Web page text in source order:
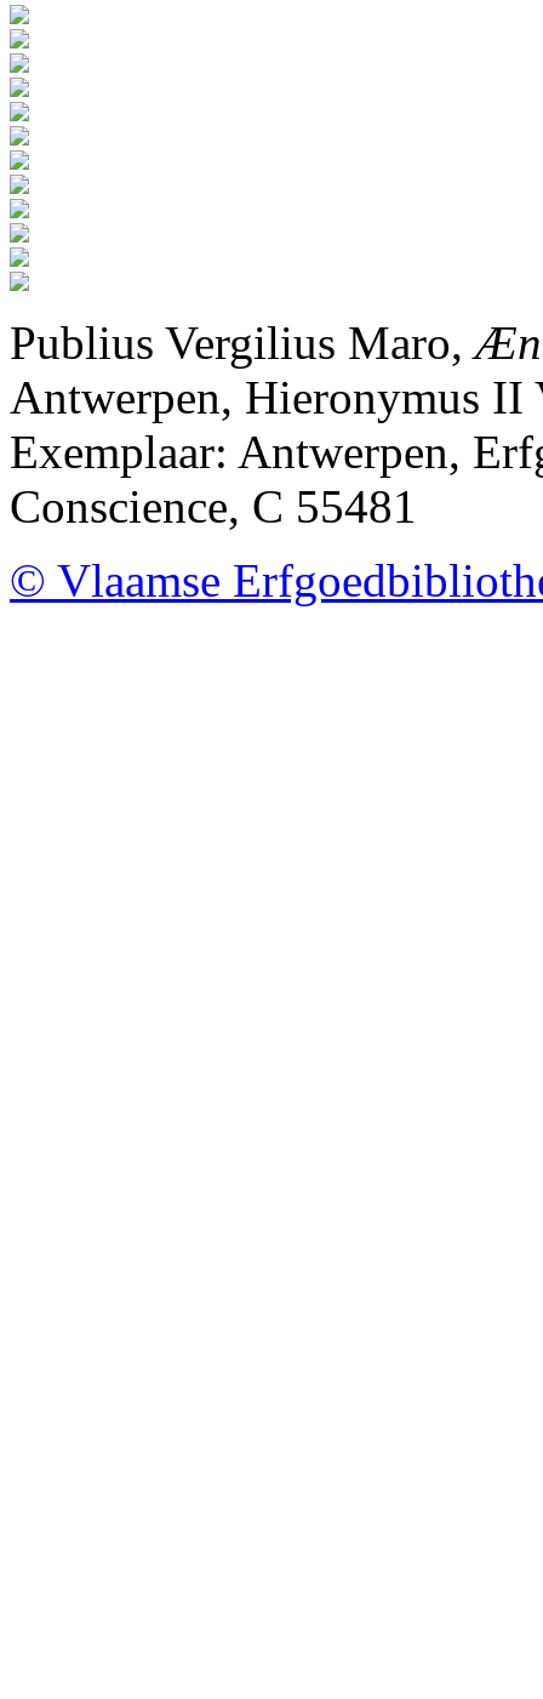
Publius Vergilius Maro,
Antwerpen, Hieronymus II
Exemplaar: Antwerpen,
Conscience, C 55481
© Vlaamse